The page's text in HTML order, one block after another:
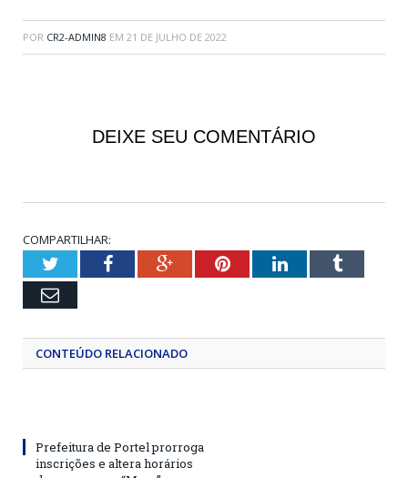
POR CR2-ADMIN8 EM 21 DE JULHO DE 2022
DEIXE SEU COMENTÁRIO
COMPARTILHAR:
TwitterFacebookGoogle+PinterestLinkedInTumblr
Email
CONTEÚDO RELACIONADO
Prefeitura de Portel prorroga
inscrições e altera horários